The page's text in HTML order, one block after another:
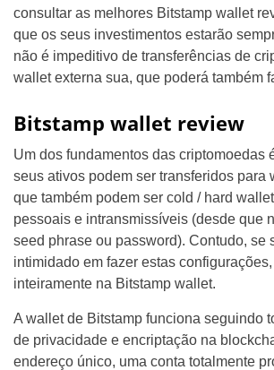
consultar as melhores Bitstamp wallet
que os seus investimentos estarão
não é impeditivo de transferências de
wallet externa sua, que poderá também
Bitstamp wallet review
Um dos fundamentos das criptomoedas
seus ativos podem ser transferidos para
que também podem ser cold / hard
pessoais e intransmissíveis (desde que
seed phrase ou password). Contudo, se
intimidado em fazer estas
inteiramente na Bitstamp wallet.
A wallet de Bitstamp funciona seguindo
de privacidade e encriptação na
endereço único, uma conta totalmente